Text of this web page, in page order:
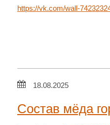
https://vk.com/wall-
18.08.2025
Состав мёда